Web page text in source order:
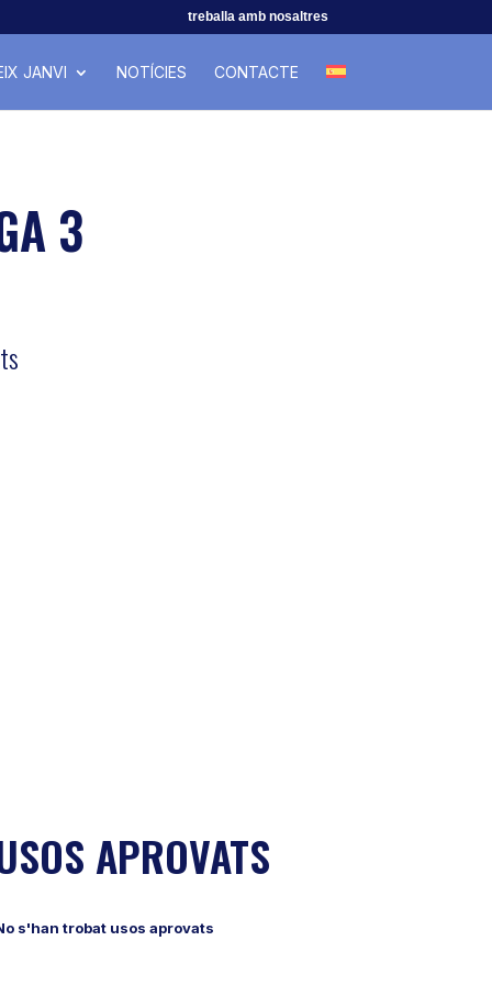
treballa amb nosaltres
JANVI NOTÍCIES CONTACTE
3
APROVATS
s'han trobat usos aprovats